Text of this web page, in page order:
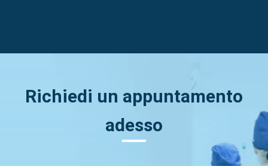
Richiedi un appuntamento
adesso